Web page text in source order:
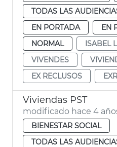
TODAS LAS
EN PORTADA
EN
NORMAL
ISABEL
VIVENDES
EX RECLUSOS
Viviendas PST
modificado hace 4
BIENESTAR SOCIAL
TODAS LAS